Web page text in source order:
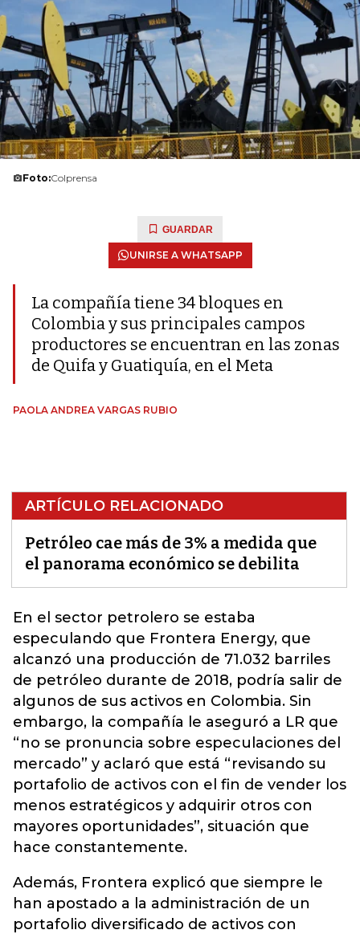
Foto:Colprensa
GUARDAR
UNIRSE A WHATSAPP
La compañía tiene 34 bloques en
Colombia y sus principales campos
productores se encuentran en las zonas
de Quifa y Guatiquía, en el Meta
PAOLA ANDREA VARGAS RUBIO
ARTÍCULO RELACIONADO
Petróleo cae más de 3% a medida que
el panorama económico se debilita
En el sector petrolero se estaba
especulando que Frontera Energy, que
alcanzó una producción de 71.032 barriles
de petróleo durante de 2018, podría salir de
algunos de sus activos en Colombia. Sin
embargo, la compañía le aseguró a LR que
“no se pronuncia sobre especulaciones del
mercado” y aclaró que está “revisando su
portafolio de activos con el fin de vender los
menos estratégicos y adquirir otros con
mayores oportunidades”, situación que
hace constantemente.
Además, Frontera explicó que siempre le
han apostado a la administración de un
portafolio diversificado de activos con